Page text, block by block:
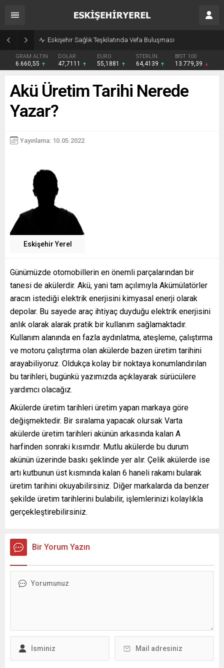
Eskişehir Sağlık Teşkilatında Vefa Buluşması
GRAM ALTIN
6.660,55
DOLAR
47,7111
EURO
55,1881
STERLİN
64,4139
BIST 100
13.779,39
Akü Üretim Tarihi Nerede
Yazar?
Yayınlama: 10.05.2022
Eskişehir Yerel
Günümüzde otomobillerin en önemli parçalarından bir
tanesi de akülerdir. Akü, yani tam açılımıyla Akümülatörler
aracın istediği elektrik enerjisini kimyasal enerji olarak
depolar. Bu sayede araç ihtiyaç duyduğu elektrik enerjisini
anlık olarak alarak pratik bir kullanım sağlamaktadır.
Kullanım alanında en fazla aydınlatma, ateşleme, çalıştırma
ve motoru çalıştırma olan akülerde bazen üretim tarihini
arayabiliyoruz. Oldukça kolay bir noktaya konumlandırılan
bu tarihleri, bugünkü yazımızda açıklayarak sürücülere
yardımcı olacağız.
Akülerde üretim tarihleri üretim yapan markaya göre
değişmektedir. Bir sıralama yapacak olursak Varta
akülerde üretim tarihleri akünün arkasında kalan A
harfinden sonraki kısımdır. Mutlu akülerde bu durum
akünün üzerinde baskı şeklinde yer alır. Çelik akülerde ise
artı kutbunun üst kısmında kalan 6 haneli rakamı bularak
üretim tarihini okuyabilirsiniz. Diğer markalarda da benzer
şekilde üretim tarihlerini bulabilir, işlemlerinizi kolaylıkla
gerçekleştirebilirsiniz.
Bir Yorum Yazın